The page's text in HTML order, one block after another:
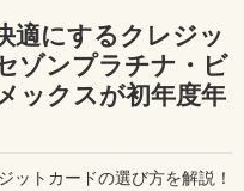
ぐチェック！
適にするクレジッ
ゾンプラチナ・ビ
ックスが初年度年
ットカードの選び方を解説！